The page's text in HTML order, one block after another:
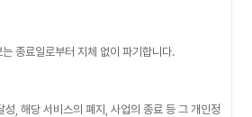
종료일로부터 지체 없이 파기합니다.
성, 해당 서비스의 폐지, 사업의 종료 등 그 개인정